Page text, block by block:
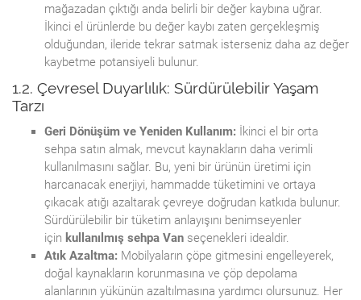
mağazadan çıktığı anda belirli bir değer kaybına uğrar.
İkinci el ürünlerde bu değer kaybı zaten gerçekleşmiş
olduğundan, ileride tekrar satmak isterseniz daha az değer
kaybetme potansiyeli bulunur.
1.2. Çevresel Duyarlılık: Sürdürülebilir Yaşam
Tarzı
Geri Dönüşüm ve Yeniden Kullanım: İkinci el bir orta
sehpa satın almak, mevcut kaynakların daha verimli
kullanılmasını sağlar. Bu, yeni bir ürünün üretimi için
harcanacak enerjiyi, hammadde tüketimini ve ortaya
çıkacak atığı azaltarak çevreye doğrudan katkıda bulunur.
Sürdürülebilir bir tüketim anlayışını benimseyenler
için kullanılmış sehpa Van seçenekleri idealdir.
Atık Azaltma: Mobilyaların çöpe gitmesini engelleyerek,
doğal kaynakların korunmasına ve çöp depolama
alanlarının yükünün azaltılmasına yardımcı olursunuz. Her